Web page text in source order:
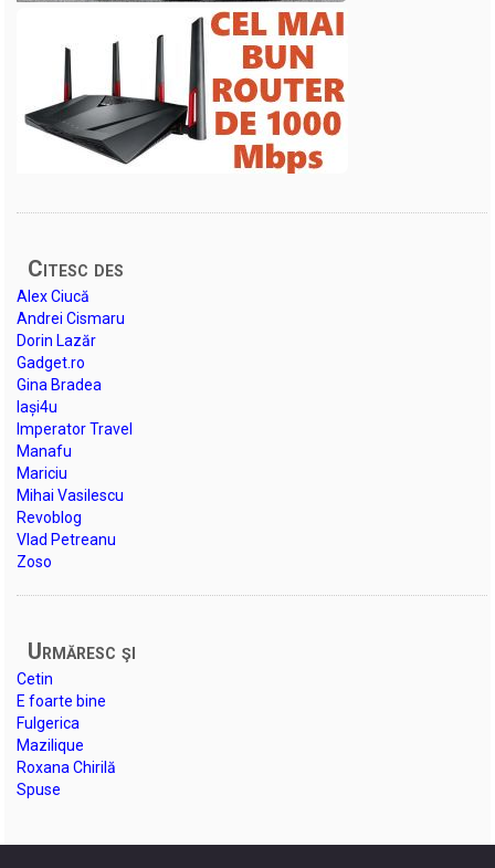
Citesc des
Alex Ciucă
Andrei Cismaru
Dorin Lazăr
Gadget.ro
Gina Bradea
Iași4u
Imperator Travel
Manafu
Mariciu
Mihai Vasilescu
Revoblog
Vlad Petreanu
Zoso
Urmăresc şi
Cetin
E foarte bine
Fulgerica
Mazilique
Roxana Chirilă
Spuse